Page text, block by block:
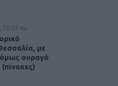
10:52 πμ
με
ουραγό